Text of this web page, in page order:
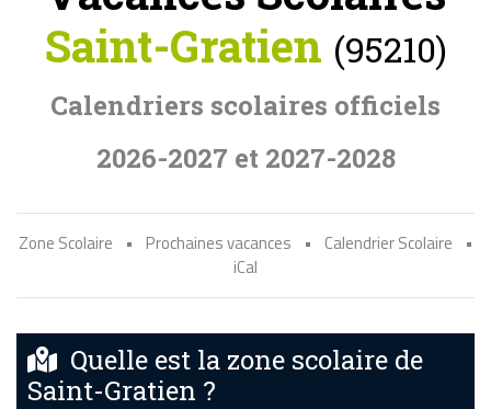
Saint-Gratien (95210)
Calendriers scolaires officiels
2026-2027 et 2027-2028
Zone Scolaire • Prochaines vacances • Calendrier Scolaire
•
iCal
Quelle est la zone scolaire de
Saint-Gratien ?